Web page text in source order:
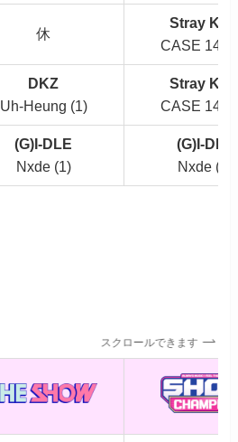
休
Stray
CASE 143
DKZ
Uh-Heung (1)
Stray
CASE 143
(G)I-DLE
Nxde (1)
(G)I-DLE
Nxde (2)
スクロールできます